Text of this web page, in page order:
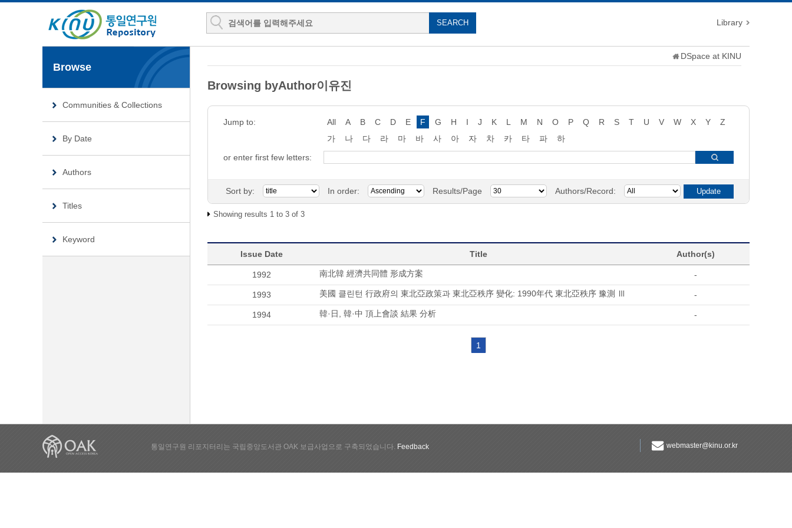
Library
Browse
Communities & Collections
By Date
Authors
Titles
Keyword
DSpace at KINU
Browsing byAuthor이유진
Jump to: All A B C D E F G H I J K L M N O P Q R S T U V W X Y
Z
가
나 다 라 마 바 사 아 자 차 카 타 파
하
or enter first few letters:
Sort by: In order: Results/Page Authors/Record:
Showing results 1 to 3 of 3
Issue Date Title Author(s)
1992 南北韓 經濟共同體 形成方案 -
1993 美國 클린턴 行政府의 東北亞政策과 東北亞秩序 變化: 1990年代 東北亞秩序 豫測 Ⅲ -
1994 韓·日, 韓·中 頂上會談 結果 分析 -
1
webmaster@kinu.or.kr
통일연구원 리포지터리는 국립중앙도서관 OAK 보급사업으로 구축되었습니다. Feedback